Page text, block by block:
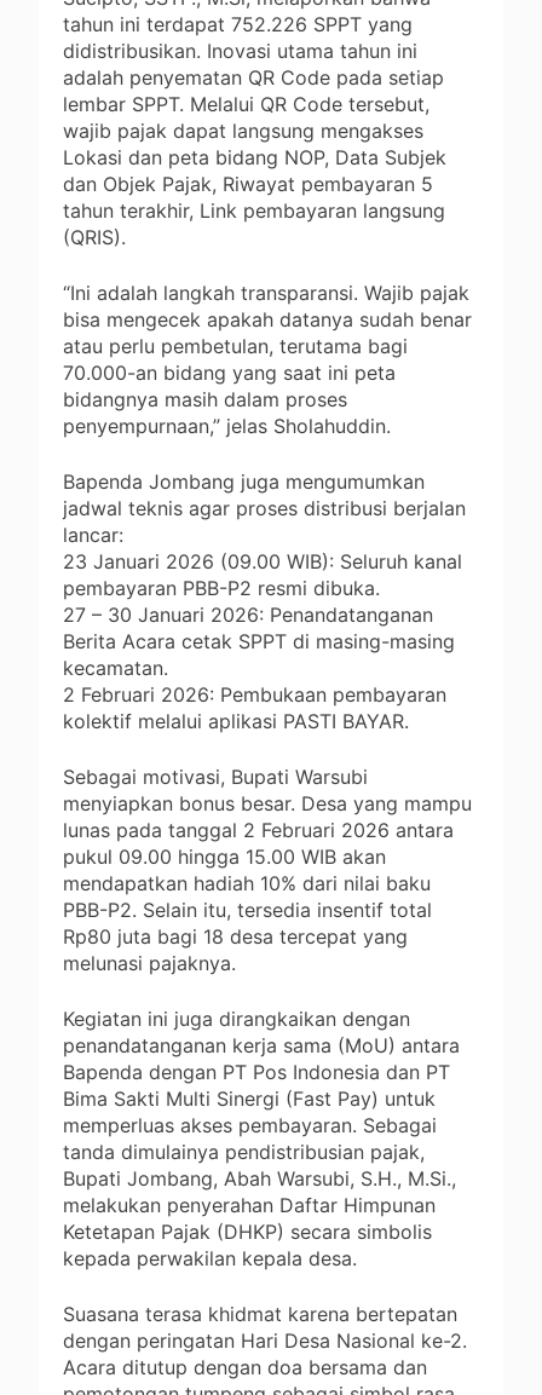
tahun ini terdapat 752.226 SPPT yang
didistribusikan. Inovasi utama tahun ini
adalah penyematan QR Code pada setiap
lembar SPPT. Melalui QR Code tersebut,
wajib pajak dapat langsung mengakses
Lokasi dan peta bidang NOP, Data Subjek
dan Objek Pajak, Riwayat pembayaran 5
tahun terakhir, Link pembayaran langsung
(QRIS).
“Ini adalah langkah transparansi. Wajib pajak
bisa mengecek apakah datanya sudah benar
atau perlu pembetulan, terutama bagi
70.000-an bidang yang saat ini peta
bidangnya masih dalam proses
penyempurnaan,” jelas Sholahuddin.
Bapenda Jombang juga mengumumkan
jadwal teknis agar proses distribusi berjalan
lancar:
23 Januari 2026 (09.00 WIB): Seluruh kanal
pembayaran PBB-P2 resmi dibuka.
27 – 30 Januari 2026: Penandatanganan
Berita Acara cetak SPPT di masing-masing
kecamatan.
2 Februari 2026: Pembukaan pembayaran
kolektif melalui aplikasi PASTI BAYAR.
Sebagai motivasi, Bupati Warsubi
menyiapkan bonus besar. Desa yang mampu
lunas pada tanggal 2 Februari 2026 antara
pukul 09.00 hingga 15.00 WIB akan
mendapatkan hadiah 10% dari nilai baku
PBB-P2. Selain itu, tersedia insentif total
Rp80 juta bagi 18 desa tercepat yang
melunasi pajaknya.
Kegiatan ini juga dirangkaikan dengan
penandatanganan kerja sama (MoU) antara
Bapenda dengan PT Pos Indonesia dan PT
Bima Sakti Multi Sinergi (Fast Pay) untuk
memperluas akses pembayaran. Sebagai
tanda dimulainya pendistribusian pajak,
Bupati Jombang, Abah Warsubi, S.H., M.Si.,
melakukan penyerahan Daftar Himpunan
Ketetapan Pajak (DHKP) secara simbolis
kepada perwakilan kepala desa.
Suasana terasa khidmat karena bertepatan
dengan peringatan Hari Desa Nasional ke-2.
Acara ditutup dengan doa bersama dan